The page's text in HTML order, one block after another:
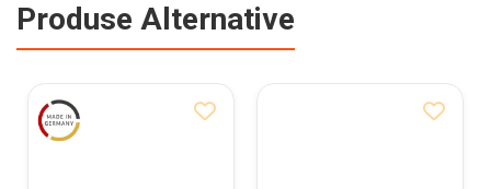
Produse Alternative